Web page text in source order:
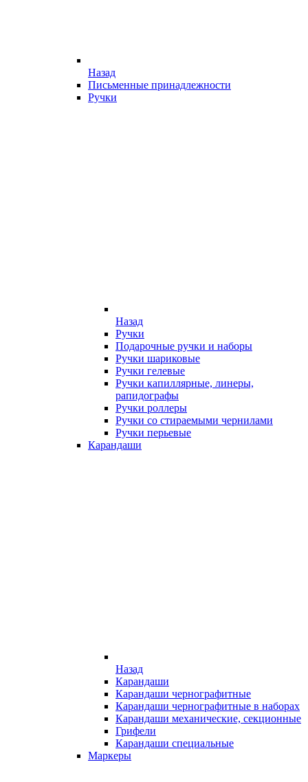
Назад
Письменные принадлежности
Ручки
Назад
Ручки
Подарочные ручки и наборы
Ручки шариковые
Ручки гелевые
Ручки капиллярные, линеры,
рапидографы
Ручки роллеры
Ручки со стираемыми чернилами
Ручки перьевые
Карандаши
Назад
Карандаши
Карандаши чернографитные
Карандаши чернографитные в наборах
Карандаши механические, секционные
Грифели
Карандаши специальные
Маркеры